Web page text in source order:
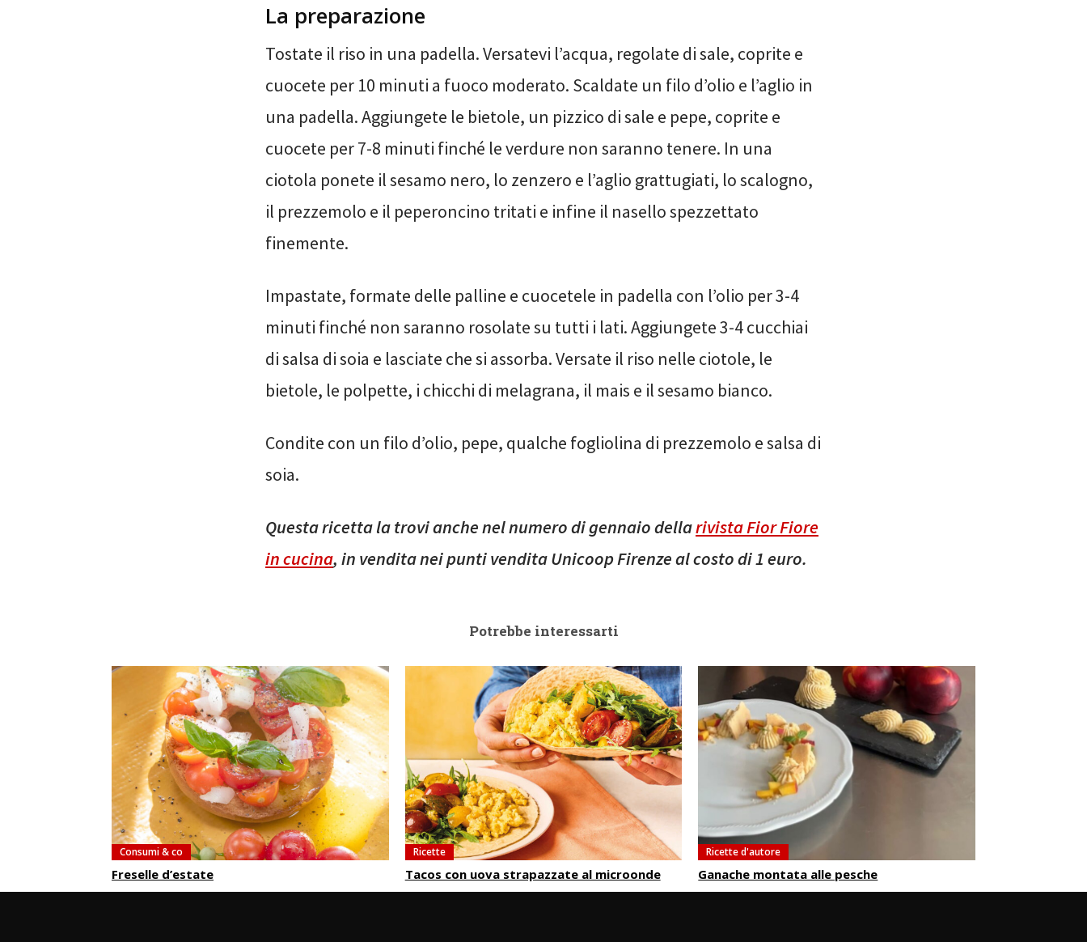
La preparazione
Tostate il riso in una padella. Versatevi l’acqua, regolate di sale, coprite e
cuocete per 10 minuti a fuoco moderato. Scaldate un filo d’olio e l’aglio in
una padella. Aggiungete le bietole, un pizzico di sale e pepe, coprite e
cuocete per 7-8 minuti finché le verdure non saranno tenere. In una
ciotola ponete il sesamo nero, lo zenzero e l’aglio grattugiati, lo scalogno,
il prezzemolo e il peperoncino tritati e infine il nasello spezzettato
finemente.
Impastate, formate delle palline e cuocetele in padella con l’olio per 3-4
minuti finché non saranno rosolate su tutti i lati. Aggiungete 3-4 cucchiai
di salsa di soia e lasciate che si assorba. Versate il riso nelle ciotole, le
bietole, le polpette, i chicchi di melagrana, il mais e il sesamo bianco.
Condite con un filo d’olio, pepe, qualche fogliolina di prezzemolo e salsa di
soia.
Questa ricetta la trovi anche nel numero di gennaio dellarivista Fior Fiore
in cucina, in vendita nei punti vendita Unicoop Firenze al costo di 1 euro.
Potrebbe interessarti
Consumi & co
Freselle d’estate
Ricette
Tacos con uova strapazzate al microonde
Ricette d'autore
Ganache montata alle pesche